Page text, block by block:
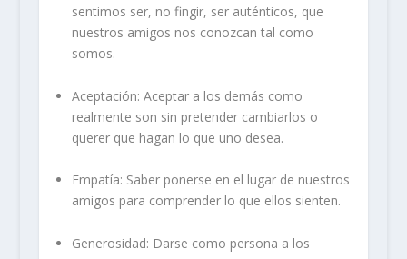
sentimos ser, no fingir, ser auténticos, que
nuestros amigos nos conozcan tal como
somos.
Aceptación: Aceptar a los demás como
realmente son sin pretender cambiarlos o
querer que hagan lo que uno desea.
Empatía: Saber ponerse en el lugar de nuestros
amigos para comprender lo que ellos sienten.
Generosidad: Darse como persona a los